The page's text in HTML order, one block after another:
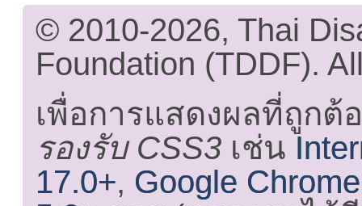
© 2010-2026, Thai
Foundation (TDDF).
เพื่อการแสดงผลที่ถูกต้
รองรับ CSS3 เช่น
17.0+, Google